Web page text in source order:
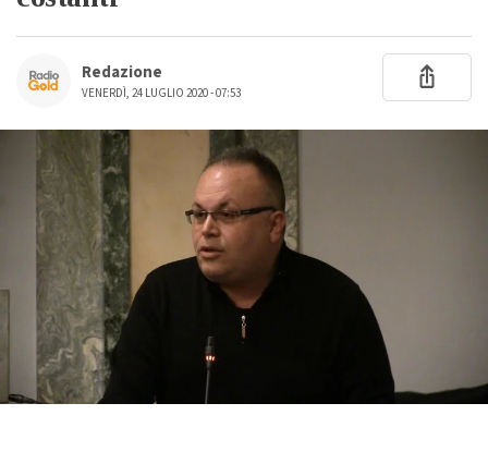
Redazione
VENERDÌ, 24 LUGLIO 2020 - 07:53